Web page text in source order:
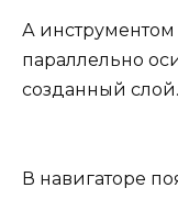
А
параллельно
созданный слой.
В навигаторе